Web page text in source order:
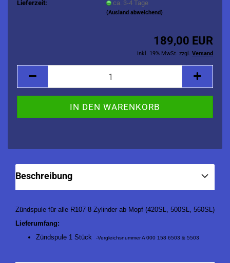
Lieferzeit:
ca. 3-4 Tage
(Ausland abweichend)
189,00 EUR
inkl. 19% MwSt. zzgl. Versand
Beschreibung
Zündspule für alle R107 8 Zylinder ab Mopf (420SL, 500SL, 560SL)
Lieferumfang:
Zündspule 1 Stück
-Vergleichsnummer A 000 158 6503 & 5503